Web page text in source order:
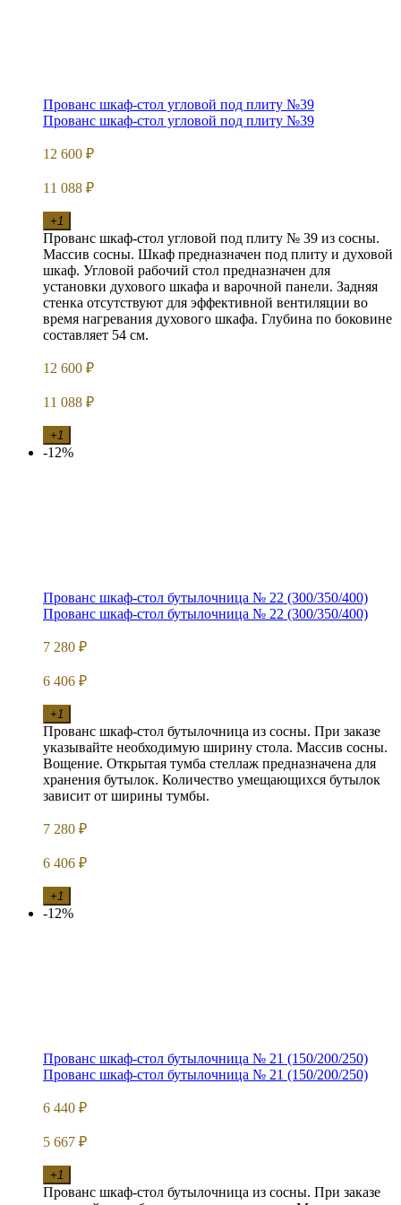
Прованс шкаф-стол угловой под плиту №39
Прованс шкаф-стол угловой под плиту №39
12 600 ₽
11 088 ₽
+1
Прованс шкаф-стол угловой под плиту № 39 из сосны.
Массив сосны. Шкаф предназначен под плиту и духовой
шкаф. Угловой рабочий стол предназначен для
установки духового шкафа и варочной панели. Задняя
стенка отсутствуют для эффективной вентиляции во
время нагревания духового шкафа. Глубина по боковине
составляет 54 см.
12 600 ₽
11 088 ₽
+1
-12%
Прованс шкаф-стол бутылочница № 22 (300/350/400)
Прованс шкаф-стол бутылочница № 22 (300/350/400)
7 280 ₽
6 406 ₽
+1
Прованс шкаф-стол бутылочница из сосны. При заказе
указывайте необходимую ширину стола. Массив сосны.
Вощение. Открытая тумба стеллаж предназначена для
хранения бутылок. Количество умещающихся бутылок
зависит от ширины тумбы.
7 280 ₽
6 406 ₽
+1
-12%
Прованс шкаф-стол бутылочница № 21 (150/200/250)
Прованс шкаф-стол бутылочница № 21 (150/200/250)
6 440 ₽
5 667 ₽
+1
Прованс шкаф-стол бутылочница из сосны. При заказе